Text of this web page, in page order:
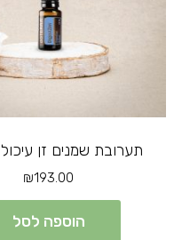
תערובת שמנים זן עיכול 15 מ”ל
₪193.00
הוספה לסל